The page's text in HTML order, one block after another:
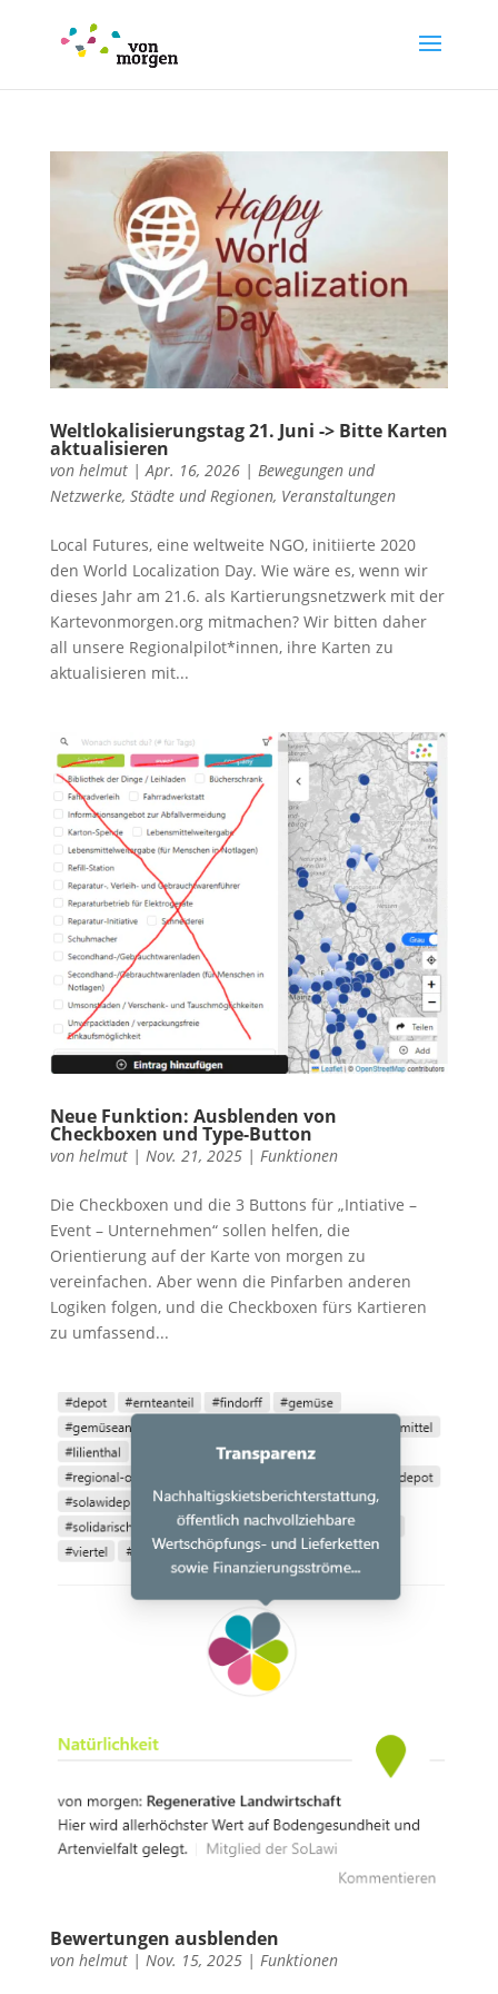
Weltlokalisierungstag 21. Juni -> Bitte Karten
aktualisieren
von helmut| Apr. 16, 2026| Bewegungen und
Netzwerke, Städte und Regionen, Veranstaltungen
Local Futures, eine weltweite NGO, initiierte 2020
den World Localization Day. Wie wäre es, wenn wir
dieses Jahr am 21.6. als Kartierungsnetzwerk mit der
Kartevonmorgen.org mitmachen? Wir bitten daher
all unsere Regionalpilot*innen, ihre Karten zu
aktualisieren mit...
Neue Funktion: Ausblenden von
Checkboxen und Type-Button
von helmut| Nov. 21, 2025| Funktionen
Die Checkboxen und die 3 Buttons für „Intiative –
Event – Unternehmen“ sollen helfen, die
Orientierung auf der Karte von morgen zu
vereinfachen. Aber wenn die Pinfarben anderen
Logiken folgen, und die Checkboxen fürs Kartieren
zu umfassend...
Bewertungen ausblenden
von helmut| Nov. 15, 2025| Funktionen